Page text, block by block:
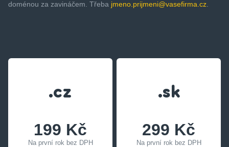
doménou za zavináčem. Třeba jmeno.prijmeni@vasefirma.cz
.cz
199 Kč
Na první rok bez DPH
.sk
299 Kč
Na první rok bez DPH